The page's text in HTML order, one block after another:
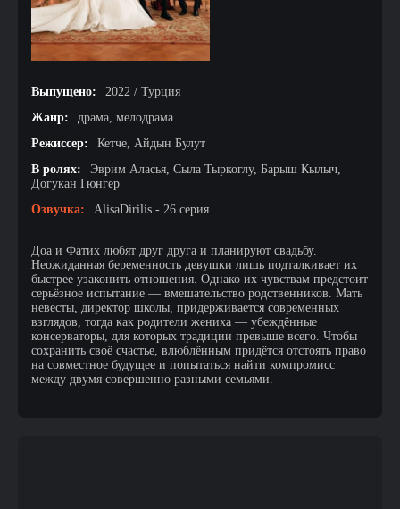
Выпущено:
2022 / Турция
Жанр:
драма, мелодрама
Режиссер:
Кетче, Айдын Булут
В ролях:
Эврим Аласья, Сыла Тыркоглу, Барыш Кылыч,
Догукан Гюнгер
Озвучка:
AlisaDirilis - 26 серия
Доа и Фатих любят друг друга и планируют свадьбу.
Неожиданная беременность девушки лишь подталкивает их
быстрее узаконить отношения. Однако их чувствам предстоит
серьёзное испытание — вмешательство родственников. Мать
невесты, директор школы, придерживается современных
взглядов, тогда как родители жениха — убеждённые
консерваторы, для которых традиции превыше всего. Чтобы
сохранить своё счастье, влюблённым придётся отстоять право
на совместное будущее и попытаться найти компромисс
между двумя совершенно разными семьями.